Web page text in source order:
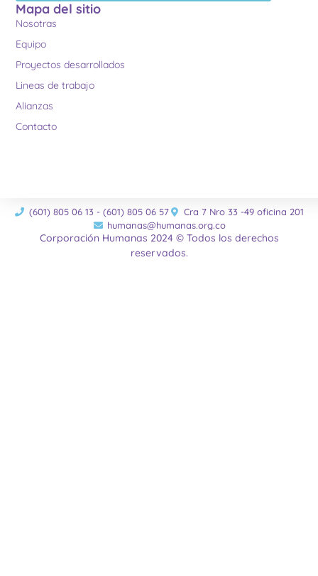
Mapa del sitio
Nosotras
Equipo
Proyectos desarrollados
Lineas de trabajo
Alianzas
Contacto
(601) 805 06 13 - (601) 805 06 57
Cra 7 Nro 33 -49 oficina 201
humanas@humanas.org.co
Corporación Humanas 2024 © Todos los derechos
reservados.